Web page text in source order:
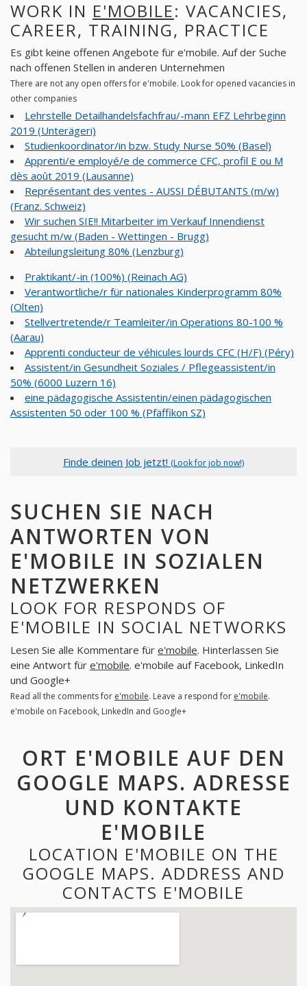
WORK IN E'MOBILE: VACANCIES,
CAREER, TRAINING, PRACTICE
Es gibt keine offenen Angebote für e'mobile. Auf der Suche
nach offenen Stellen in anderen Unternehmen
There are not any open offers for e'mobile. Look for opened vacancies in
other companies
Lehrstelle Detailhandelsfachfrau/-mann EFZ Lehrbeginn
2019 (Unterägeri)
Studienkoordinator/in bzw. Study Nurse 50% (Basel)
Apprenti/e employé/e de commerce CFC, profil E ou M
dès août 2019 (Lausanne)
Représentant des ventes - AUSSI DÉBUTANTS (m/w)
(Franz. Schweiz)
Wir suchen SIE!! Mitarbeiter im Verkauf Innendienst
gesucht m/w (Baden - Wettingen - Brugg)
Abteilungsleitung 80% (Lenzburg)
Praktikant/-in (100%) (Reinach AG)
Verantwortliche/r für nationales Kinderprogramm 80%
(Olten)
Stellvertretende/r Teamleiter/in Operations 80-100 %
(Aarau)
Apprenti conducteur de véhicules lourds CFC (H/F) (Péry)
Assistent/in Gesundheit Soziales / Pflegeassistent/in
50% (6000 Luzern 16)
eine pädagogische Assistentin/einen pädagogischen
Assistenten 50 oder 100 % (Pfäffikon SZ)
Finde deinen Job jetzt! (Look for job now!)
SUCHEN SIE NACH
ANTWORTEN VON
E'MOBILE IN SOZIALEN
NETZWERKEN
LOOK FOR RESPONDS OF
E'MOBILE IN SOCIAL NETWORKS
Lesen Sie alle Kommentare für e'mobile. Hinterlassen Sie
eine Antwort für e'mobile. e'mobile auf Facebook, LinkedIn
und Google+
Read all the comments for e'mobile. Leave a respond for e'mobile.
e'mobile on Facebook, LinkedIn and Google+
ORT E'MOBILE AUF DEN
GOOGLE MAPS. ADRESSE
UND KONTAKTE
E'MOBILE
LOCATION E'MOBILE ON THE
GOOGLE MAPS. ADDRESS AND
CONTACTS E'MOBILE